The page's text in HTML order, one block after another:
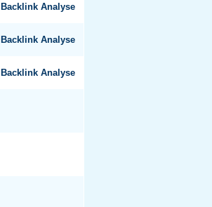
Backlink Analyse
Backlink Analyse
Backlink Analyse